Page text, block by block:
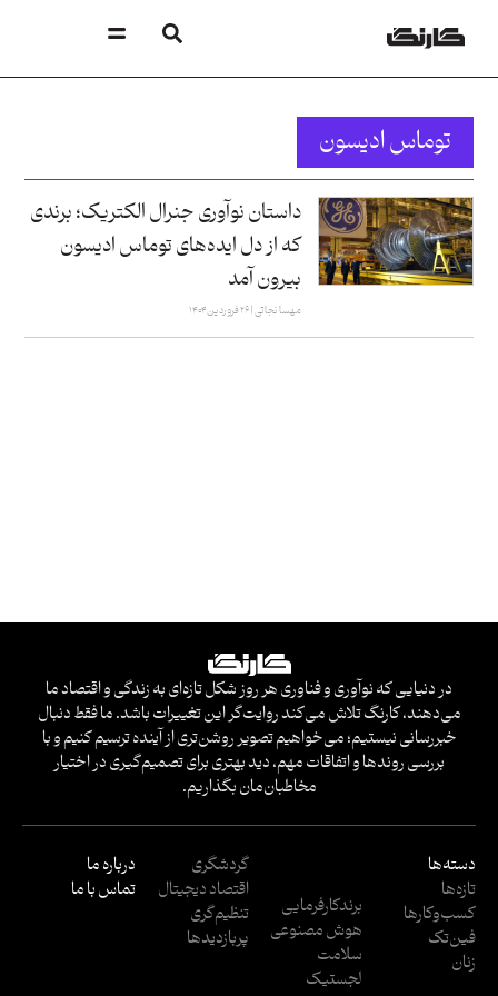
توماس ادیسون
داستان نوآوری جنرال الکتریک؛ برندی
که از دل ایده‌های توماس ادیسون
بیرون آمد
مهسا نجاتی ۲۶ فروردین ۱۴۰۴
در دنیایی که نوآوری و فناوری هر روز شکل تازه‌ای به زندگی و اقتصاد ما
می‌دهند، کارنگ تلاش می‌کند روایت‌گر این تغییرات باشد. ما فقط دنبال
خبررسانی نیستیم؛ می‌خواهیم تصویر روشن‌تری از آینده ترسیم کنیم و با
بررسی روندها و اتفاقات مهم، دید بهتری برای تصمیم‌گیری در اختیار
مخاطبان‌مان بگذاریم.
دسته‌ها
تازه‌ها
کسب‌وکار‌ها
فین‌تک
زنان
برندکارفرمایی
هوش مصنوعی
سلامت
لجستیک
گردشگری
اقتصاد دیجیتال
تنظیم‌گری
پربازدید‌ها
درباره ما
تماس با ما